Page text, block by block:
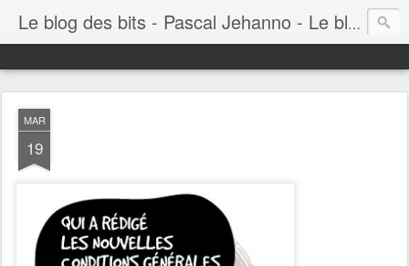
Le blog des bits - Pascal Jehanno - Le blog BD informatique
MAR
19